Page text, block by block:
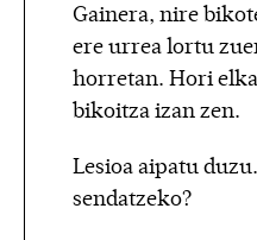
Gainera, nire
ere urrea lortu
horretan. Hori
bikoitza izan zen.
Lesioa aipatu
sendatzeko?